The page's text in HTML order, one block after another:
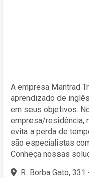
A empresa Mantrad
aprendizado de
em seus objetivos.
empresa/residência,
evita a perda de
são especialistas
Conheça nossas
R. Borba Gato,